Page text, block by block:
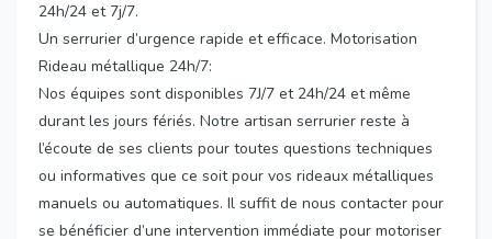
24h/24 et 7j/7.
Un serrurier d’urgence rapide et efficace. Motorisation
Rideau métallique 24h/7:
Nos équipes sont disponibles 7J/7 et 24h/24 et même
durant les jours fériés. Notre artisan serrurier reste à
l’écoute de ses clients pour toutes questions techniques
ou informatives que ce soit pour vos rideaux métalliques
manuels ou automatiques. Il suffit de nous contacter pour
se bénéficier d’une intervention immédiate pour motoriser